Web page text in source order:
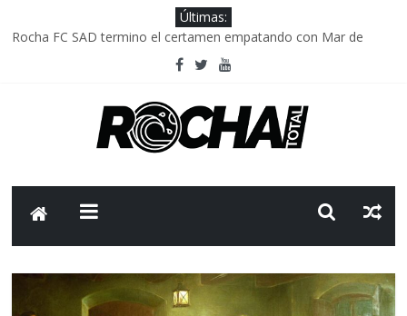
Últimas:
Rocha FC SAD termino el certamen empatando con Mar de
Delegación parlamentaria uruguaya llega a Israel; el Frente
Caso Charles Carrera: la causa que sobrevivió al paso del tiempo
Criminalidad en Uruguay: menos delitos,los homicidios son lo